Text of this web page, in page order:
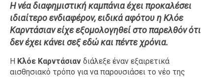
LIFE
Food
Body+Mind
Σπίτι
Family
Η νέα διαφημιστική καμπάνια έχει προκαλέσει
ιδιαίτερο ενδιαφέρον, ειδικά αφότου η Κλόε
Καρντάσιαν είχε εξομολογηθεί στο παρελθόν ότι
δεν έχει κάνει σεξ εδώ και πέντε χρόνια.
Η Κλόε Καρντάσιαν διάλεξε έναν εξαιρετικά
αισθησιακό τρόπο για να παρουσιάσει το νέο της